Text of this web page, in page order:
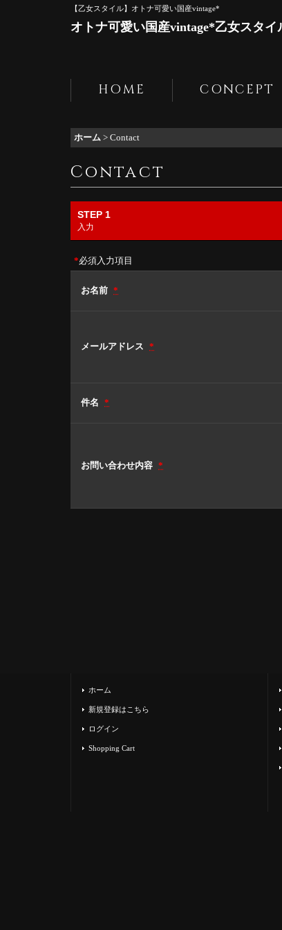
【乙女スタイル】オトナ可愛い国産vintage*
オトナ可愛い国産vintage*乙女スタイ
HOME CONCEPT
ホーム > Contact
Contact
STEP 1
入力
*必須入力項目
お名前 *
メールアドレス *
件名 *
お問い合わせ内容 *
ホーム
新規登録はこちら
ログイン
Shopping Cart